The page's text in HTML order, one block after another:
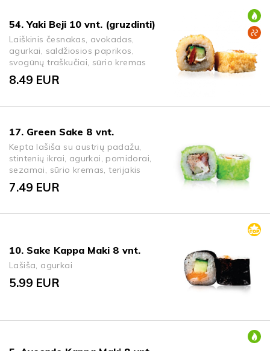
54. Yaki Beji 10 vnt. (gruzdinti)
Laiškinis česnakas, avokadas,
agurkai, saldžiosios paprikos,
svogūnų traškučiai, sūrio kremas
8.49 EUR
17. Green Sake 8 vnt.
Kepta lašiša su austrių padažu,
stintenių ikrai, agurkai, pomidorai,
sezamai, sūrio kremas, terijakis
7.49 EUR
10. Sake Kappa Maki 8 vnt.
Lašiša, agurkai
5.99 EUR